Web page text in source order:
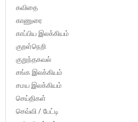
கவிதை
காணுரை
காப்பிய இலக்கியம்
குறள்நெறி
குறுந்தகவல்
சங்க இலக்கியம்
சமய இலக்கியம்
செய்திகள்
செவ்வி / பேட்டி